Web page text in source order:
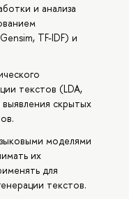
и анализа
TF-IDF) и
текстов (LDA,
выявления скрытых
моделями
их
для
текстов.